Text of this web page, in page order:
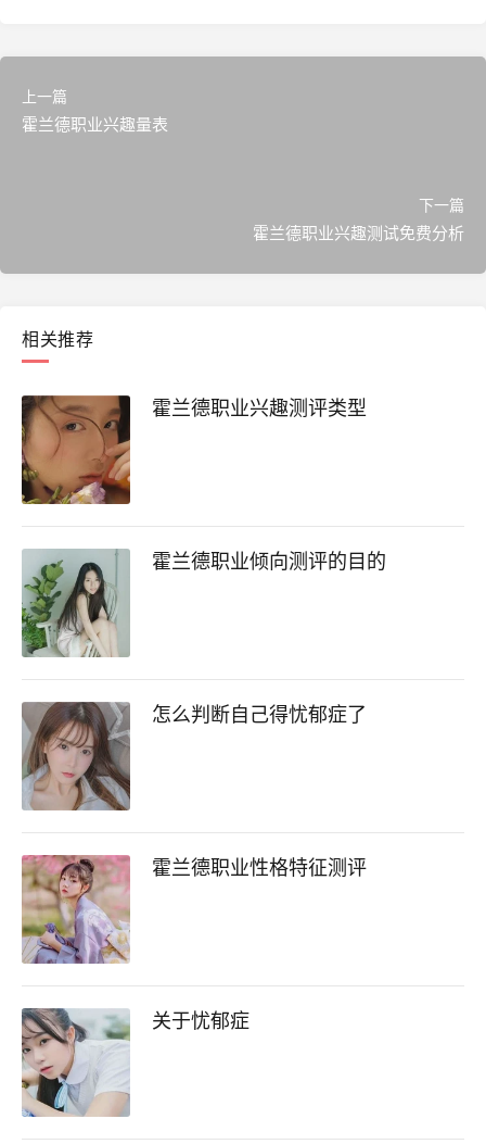
上一篇
霍兰德职业兴趣量表
下一篇
霍兰德职业兴趣测试免费分析
相关推荐
霍兰德职业兴趣测评类型
霍兰德职业倾向测评的目的
怎么判断自己得忧郁症了
霍兰德职业性格特征测评
关于忧郁症